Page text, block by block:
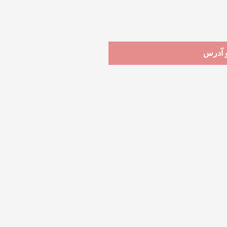
آدرس